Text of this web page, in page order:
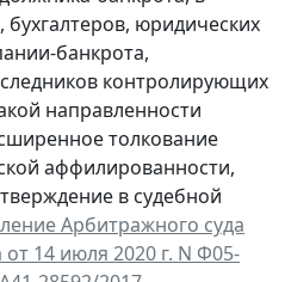
бухгалтеров, юридических
банкрота,
контролирующих
направленности
толкование
аффилированности,
в судебной
Арбитражного суда
14 июля 2020 г. N Ф05-